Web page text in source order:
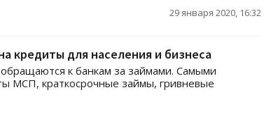
29 января 2020, 16:32
кредиты для населения и бизнеса
к банкам за займами. Самыми
МСП, краткосрочные займы, гривневые